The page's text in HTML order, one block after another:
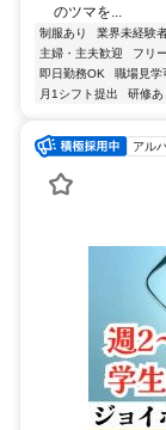
のツマを...
制服あり 業界未経験
主婦・主夫歓迎
フリ
即日勤務OK
職場見学
月1シフト提出
研修あ
アル